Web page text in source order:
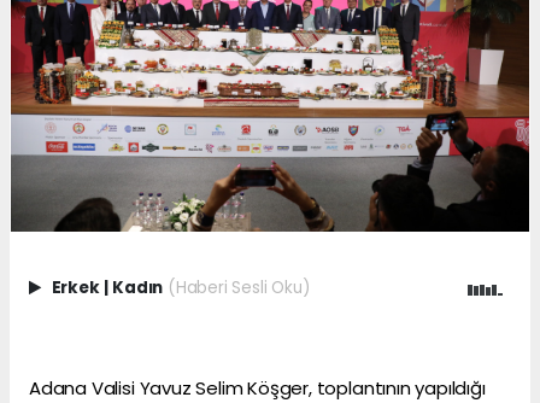
Erkek Kadın (Haberi Sesli Oku)
Adana Valisi Yavuz Selim Köşger, toplantının yapıldığı